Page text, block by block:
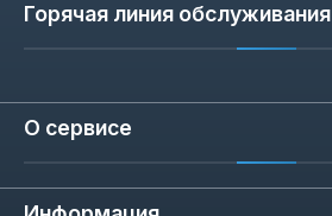
Горячая линия обслуживания
О сервисе